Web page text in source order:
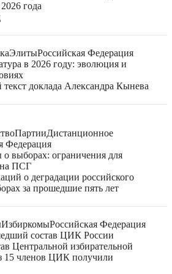
года
ЭлитыРоссийская Федерация
в 2026 году: эволюция и
доклада Александра Кынева
ПартииДистанционное
Федерация
выборах: ограничения для
ПСГ
о деградации российского
за прошедшие пять лет
ИзбиркомыРоссийская Федерация
состав ЦИК России
Центральной избирательной
15 членов ЦИК получили